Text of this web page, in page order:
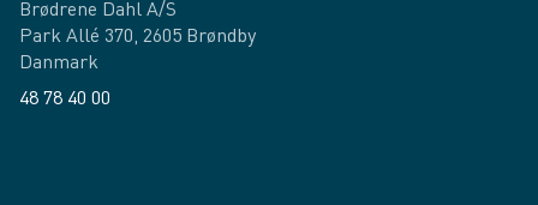
Brødrene Dahl A/S
Park Allé 370, 2605 Brøndby
Danmark
48 78 40 00